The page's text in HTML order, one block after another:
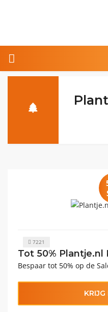
7221
Tot 50% Plantje.nl
Bespaar tot 50% op de
KRIJG